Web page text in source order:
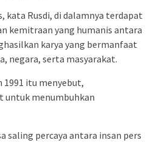
kata Rusdi, di dalamnya terdapat
kemitraan yang humanis antara
karya yang bermanfaat
negara, serta masyarakat.
1991 itu menyebut,
untuk menumbuhkan
saling percaya antara insan pers